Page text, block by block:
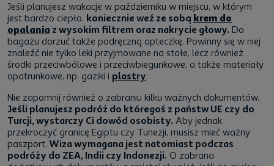
Jeśli planujesz wakacje w październiku w miejscu, w którym
jest bardzo ciepło, koniecznie weź ze sobą krem do
opalania z wysokim filtrem oraz nakrycie głowy. Do
bagażu dorzuć także podręczną apteczkę. Powinny się w niej
znaleźć nie tylko leki przyjmowane na stałe, lecz również
środki przeciwbólowe i przeciwbiegunkowe, a także materiały
opatrunkowe, np. gaziki i plastry.
Nie zapomnij również o zabraniu kilku ważnych dokumentów.
Jeśli planujesz podróż do któregoś z państw UE czy do
Turcji, wystarczy Ci dowód osobisty. Aby jednak
przekroczyć granicę Egiptu czy Tunezji, musisz mieć ważny
paszport. Wiza wymagana jest natomiast podczas
podróży do ZEA, Indii czy Indonezji. O zabrana